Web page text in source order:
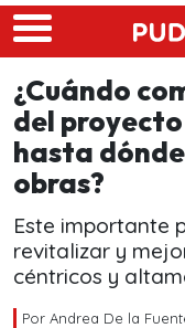
Skip to main content
¿Cuándo
del proyecto
hasta
obras?
Este importante
revitalizar y
céntricos y
Por Andrea De la